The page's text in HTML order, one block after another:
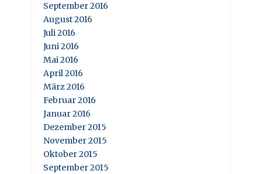
September 2016
August 2016
Juli 2016
Juni 2016
Mai 2016
April 2016
März 2016
Februar 2016
Januar 2016
Dezember 2015
November 2015
Oktober 2015
September 2015